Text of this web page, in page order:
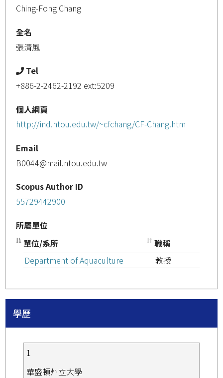
Ching-Fong Chang
全名
張清風
Tel
+886-2-2462-2192 ext:5209
個人網頁
http://ind.ntou.edu.tw/~cfchang/CF-Chang.htm
Email
B0044@mail.ntou.edu.tw
Scopus Author ID
55729442900
所屬單位
單位/系所
職稱
Department of Aquaculture
教授
學歷
1
華盛頓州立大學